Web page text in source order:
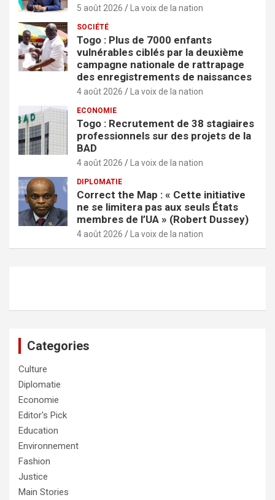
5 août 2026 La voix de la nation
SOCIÉTÉ
Togo : Plus de 7000 enfants
vulnérables ciblés par la deuxième
campagne nationale de rattrapage
des enregistrements de naissances
4 août 2026 La voix de la nation
ECONOMIE
Togo : Recrutement de 38 stagiaires
professionnels sur des projets de la
BAD
4 août 2026 La voix de la nation
DIPLOMATIE
Correct the Map : « Cette initiative
ne se limitera pas aux seuls États
membres de l’UA » (Robert Dussey)
4 août 2026 La voix de la nation
Categories
Culture
Diplomatie
Economie
Editor's Pick
Education
Environnement
Fashion
Justice
Main Stories